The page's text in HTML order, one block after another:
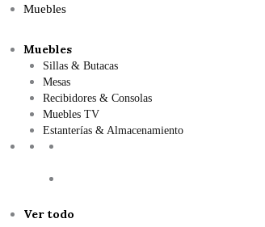
Muebles
Muebles
Sillas & Butacas
Mesas
Recibidores & Consolas
Muebles TV
Estanterías & Almacenamiento
Ver todo